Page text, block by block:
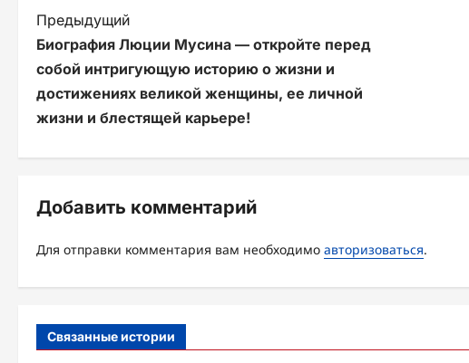
Н
а
в
и
г
ц
и
я
а
Предыдущий
Биография Люции Мусина — откройте перед
собой интригующую историю о жизни и
достижениях великой женщины, ее личной
жизни и блестящей карьере!
Добавить комментарий
Для отправки комментария вам необходимо авторизоваться.
Связанные истории